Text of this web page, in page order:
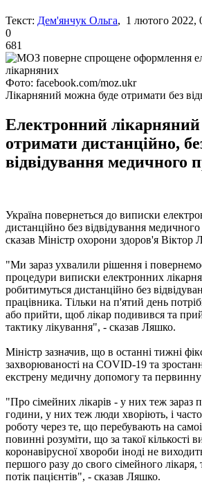
Текст: Дем'янчук Ольга, 1 лютого 2022,
0
681
Фото: facebook.com/moz.ukr
Лікарняний можна буде отримати без
Електронний
отримати дистанційно,
відвідування медичного
Україна повернеться до виписки
дистанційно без відвідування
сказав Міністр охорони здоров'я Віктор
"Ми зараз ухвалили рішення і
процедури виписки електронних
робитимуться дистанційно без
працівника. Тільки на п'ятий день
або прийти, щоб лікар подивився та
тактику лікування", - сказав Ляшко.
Міністр зазначив, що в останні тижні
захворюваності на COVID-19 та
екстрену медичну допомогу та первинну
"Про сімейних лікарів - у них теж зараз
години, у них теж люди хворіють, і
роботу через те, що перебувають на
повинні розуміти, що за такої кількості
коронавірусної хвороби іноді не
першого разу до свого сімейного
потік пацієнтів", - сказав Ляшко.